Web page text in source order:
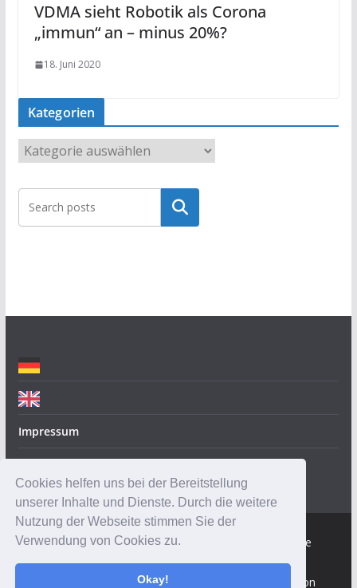
Cookies helfen uns bei der Bereitstellung
unserer Inhalte und Dienste. Durch die weitere
Nutzung der Webseite stimmen Sie der
Verwendung von Cookies zu.
Okay!
VDMA sieht Robotik als Corona
„immun“ an – minus 20%?
18. Juni 2020
Kategorien
t
g
Suchen
Impressum
Copyright © 2026Robotik-Insider.de
. Alle Rechte
vorbehalten.
ColorMagvon ThemeGrill. Präsentiert von